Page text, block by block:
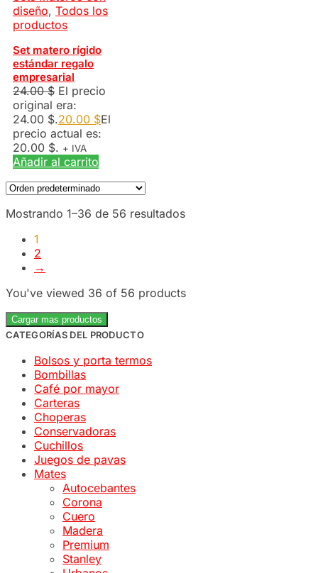
diseño, Todos los
productos
Set matero rígido
estándar regalo
empresarial
24.00$ El precio
original era:
24.00 $.20.00 $El
precio actual es:
20.00 $. + IVA
Añadir al carrito
Mostrando 1–36 de 56 resultados
1
2
→
You've viewed 36 of 56 products
Cargar mas productos
CATEGORÍAS DEL PRODUCTO
Bolsos y porta termos
Bombillas
Café por mayor
Carteras
Choperas
Conservadoras
Cuchillos
Juegos de pavas
Mates
Autocebantes
Corona
Cuero
Madera
Premium
Stanley